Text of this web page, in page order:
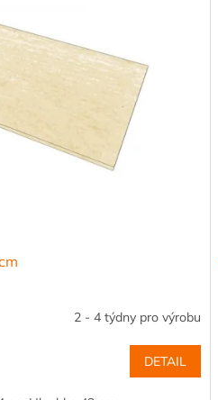
2 - 4 týdny pro výrobu
DETAIL